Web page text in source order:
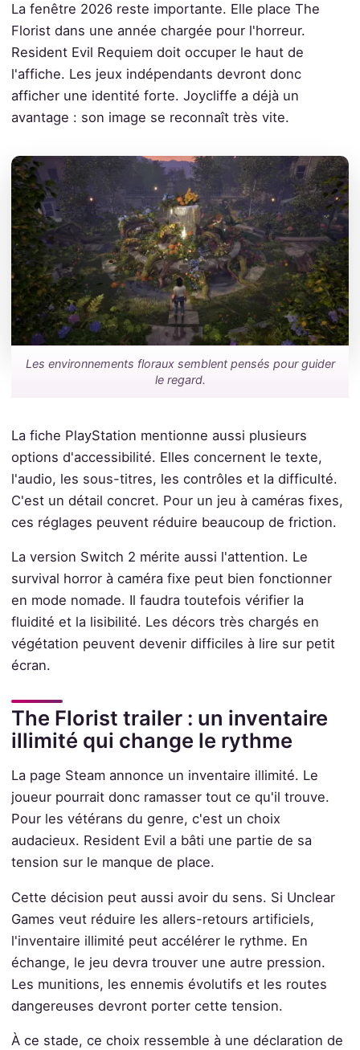
La fenêtre 2026 reste importante. Elle place The
Florist dans une année chargée pour l'horreur.
Resident Evil Requiem doit occuper le haut de
l'affiche. Les jeux indépendants devront donc
afficher une identité forte. Joycliffe a déjà un
avantage : son image se reconnaît très vite.
Les environnements floraux semblent pensés pour guider
le regard.
La fiche PlayStation mentionne aussi plusieurs
options d'accessibilité. Elles concernent le texte,
l'audio, les sous-titres, les contrôles et la difficulté.
C'est un détail concret. Pour un jeu à caméras fixes,
ces réglages peuvent réduire beaucoup de friction.
La version Switch 2 mérite aussi l'attention. Le
survival horror à caméra fixe peut bien fonctionner
en mode nomade. Il faudra toutefois vérifier la
fluidité et la lisibilité. Les décors très chargés en
végétation peuvent devenir difficiles à lire sur petit
écran.
The Florist trailer : un inventaire
illimité qui change le rythme
La page Steam annonce un inventaire illimité. Le
joueur pourrait donc ramasser tout ce qu'il trouve.
Pour les vétérans du genre, c'est un choix
audacieux. Resident Evil a bâti une partie de sa
tension sur le manque de place.
Cette décision peut aussi avoir du sens. Si Unclear
Games veut réduire les allers-retours artificiels,
l'inventaire illimité peut accélérer le rythme. En
échange, le jeu devra trouver une autre pression.
Les munitions, les ennemis évolutifs et les routes
dangereuses devront porter cette tension.
À ce stade, ce choix ressemble à une déclaration de